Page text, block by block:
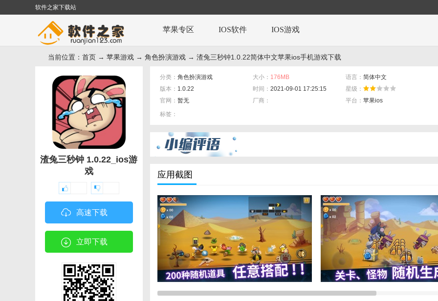
软件之家下载站
苹果专区 IOS软件 IOS游戏
当前位置： 首页 → 苹果游戏 → 角色扮演游戏 → 渣兔三秒钟1.0.22简体中文苹果ios手机游戏下载
渣兔三秒钟 1.0.22_ios游
戏
高速下载
立即下载
分类： 角色扮演游戏 大小： 176MB 语言： 简体中文
版本： 1.0.22 时间： 2021-09-01 17:25:15
星级：
官网： 暂无 厂商： 平台： 苹果ios
标签：
应用截图